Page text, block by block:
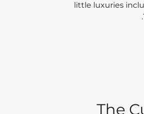
The
little luxuries